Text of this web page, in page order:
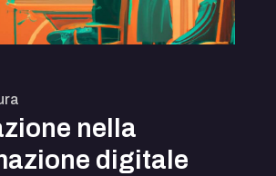
nella
digitale